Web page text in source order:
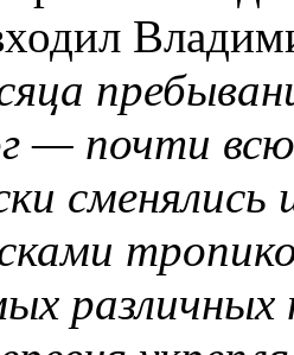
— почти